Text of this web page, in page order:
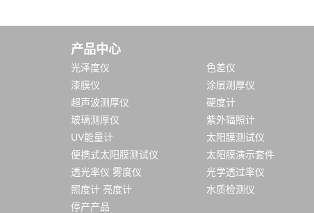
产品中心
光泽度仪
色差仪
漆膜仪
涂层测厚仪
超声波测厚仪
硬度计
玻璃测厚仪
紫外辐照计
UV能量计
太阳膜测试仪
便携式太阳膜测试仪
太阳膜演示套件
透光率仪 雾度仪
光学透过率仪
照度计 亮度计
水质检测仪
停产产品